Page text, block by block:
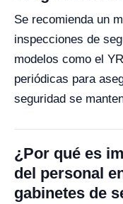
Se recomienda un
inspecciones de
modelos como el
periódicas para
seguridad se
¿Por qué es
del personal
gabinetes de